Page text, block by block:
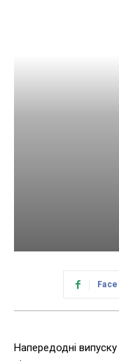
Напередодні